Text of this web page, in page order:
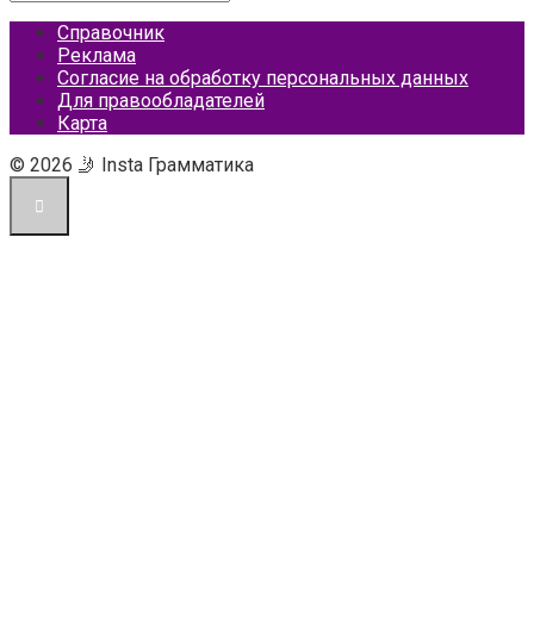
Справочник
Реклама
Согласие на обработку персональных данных
Для правообладателей
Карта
© 2026 🤳 Insta Грамматика